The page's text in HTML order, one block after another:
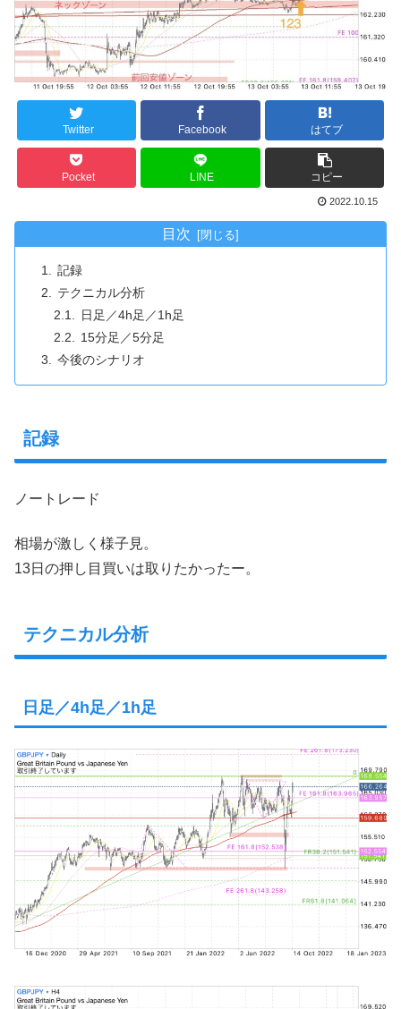
Twitter Facebook はてブ
Pocket LINE コピー
2022.10.15
目次
記録
テクニカル分析
日足／4h足／1h足
15分足／5分足
今後のシナリオ
記録
ノートレード
相場が激しく様子見。
13日の押し目買いは取りたかったー。
テクニカル分析
日足／4h足／1h足